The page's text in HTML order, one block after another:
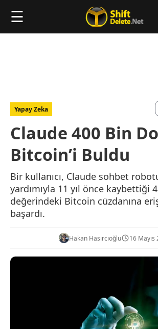
☰
Yapay Zeka
Claude 400 Bin
Bitcoin’i Buldu
Bir kullanıcı, Claude sohbet
yardımıyla 11 yıl önce kaybettiği
değerindeki Bitcoin cüzdanına
başardı.
Hakan Hasırcıoğlu 16 Mayıs